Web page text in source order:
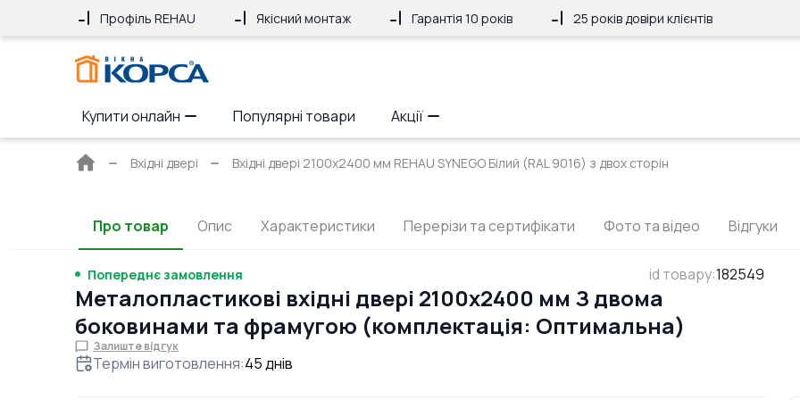
Профіль REHAU Якісний монтаж Гарантія 10 років 25 років довіри клієнтів
Купити онлайн Популярні товари Акції
Головна
Вхідні двері Вхідні двері 2100x2400 мм REHAU SYNEGO Білий (RAL 9016) з двох сторін
Про товар Опис Характеристики Перерізи та сертифікати Фото та відео Відгуки
Попереднє замовлення id товару:182549
Металопластикові вхідні двері 2100x2400 мм З двома
боковинами та фрамугою (комплектація: Оптимальна)
Залиште відгук
Термін виготовлення:45днів